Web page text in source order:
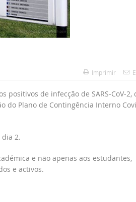
Imprimir
positivos de infecção de SARS-CoV-2,
do Plano de Contingência Interno
dia 2.
e não apenas aos estudantes,
e activos.